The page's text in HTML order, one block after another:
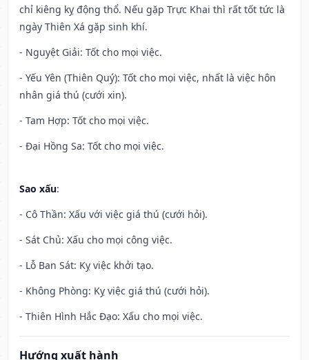
chỉ kiêng kỵ động thổ. Nếu gặp Trực Khai thì rất tốt tức là
ngày Thiên Xá gặp sinh khí.
- Nguyệt Giải: Tốt cho mọi việc.
- Yếu Yên (Thiên Quý): Tốt cho mọi việc, nhất là việc hôn
nhân giá thú (cưới xin).
- Tam Hợp: Tốt cho mọi việc.
- Đại Hồng Sa: Tốt cho mọi việc.
Sao xấu:
- Cô Thần: Xấu với việc giá thú (cưới hỏi).
- Sát Chủ: Xấu cho mọi công việc.
- Lỗ Ban Sát: Kỵ việc khởi tạo.
- Không Phòng: Kỵ việc giá thú (cưới hỏi).
- Thiên Hình Hắc Đạo: Xấu cho mọi việc.
Hướng xuất hành